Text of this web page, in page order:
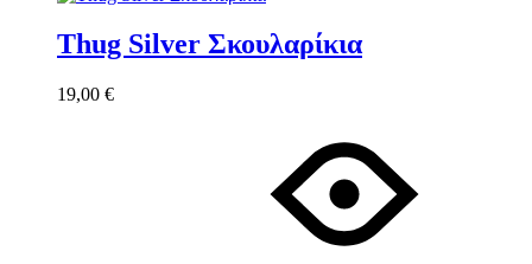
Thug Silver Σκουλαρίκια
19,00 €